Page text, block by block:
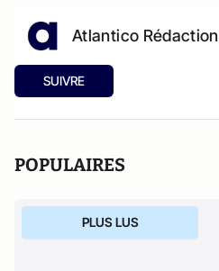
Atlantico Rédaction
SUIVRE
POPULAIRES
PLUS LUS